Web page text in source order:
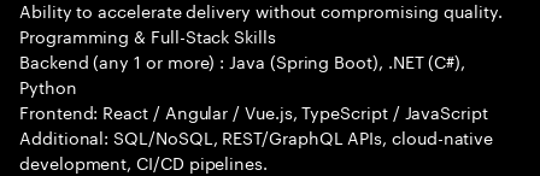
Ability to accelerate delivery without compromising quality.
Programming & Full-Stack Skills
Backend (any 1 or more) : Java (Spring Boot), .NET (C#),
Python
Frontend: React / Angular / Vue.js, TypeScript / JavaScript
Additional: SQL/NoSQL, REST/GraphQL APIs, cloud-native
development, CI/CD pipelines.